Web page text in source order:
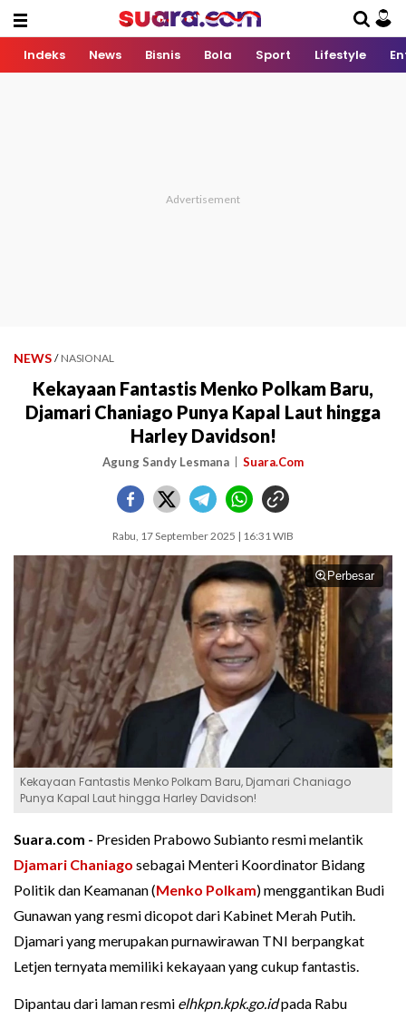
Indeks News Bisnis Bola Sport Lifestyle
NEWS / NASIONAL
Kekayaan Fantastis Menko Polkam Baru,
Djamari Chaniago Punya Kapal Laut hingga
Harley Davidson!
Agung Sandy Lesmana Suara.Com
Rabu, 17 September 2025 | 16:31 WIB
Perbesar
Kekayaan Fantastis Menko Polkam Baru, Djamari Chaniago
Punya Kapal Laut hingga Harley Davidson!
Suara.com - Presiden Prabowo Subianto resmi melantik
Djamari Chaniago sebagai Menteri Koordinator Bidang
Politik dan Keamanan (Menko Polkam) menggantikan Budi
Gunawan yang resmi dicopot dari Kabinet Merah Putih.
Djamari yang merupakan purnawirawan TNI berpangkat
Letjen ternyata memiliki kekayaan yang cukup fantastis.
Dipantau dari laman resmi elhkpn.kpk.go.idpada Rabu